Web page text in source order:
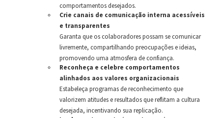
comportamentos desejados.
Crie canais de comunicação interna acessíveis
e transparentes
Garanta que os colaboradores possam se comunicar
livremente, compartilhando preocupações e ideias,
promovendo uma atmosfera de confiança.
Reconheça e celebre comportamentos
alinhados aos valores organizacionais
Estabeleça programas de reconhecimento que
valorizem atitudes e resultados que reflitam a cultura
desejada, incentivando sua replicação.